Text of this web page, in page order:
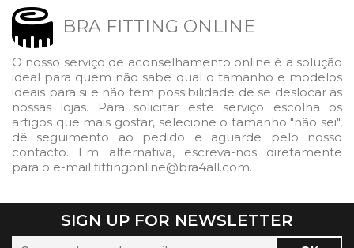
BRA FITTING ONLINE
O nosso serviço de aconselhamento online é a solução
ideal para quem não sabe qual o tamanho e modelos
ideais para si e não tem possibilidade de se deslocar às
nossas lojas. Para solicitar este serviço escolha os
artigos que mais gostar, selecione o tamanho "não sei",
dê seguimento ao pedido e aguarde pelo nosso
contacto. Em alternativa, escreva-nos diretamente
para o e-mail fittingonline@bra4all.com.
SIGN UP FOR NEWSLETTER